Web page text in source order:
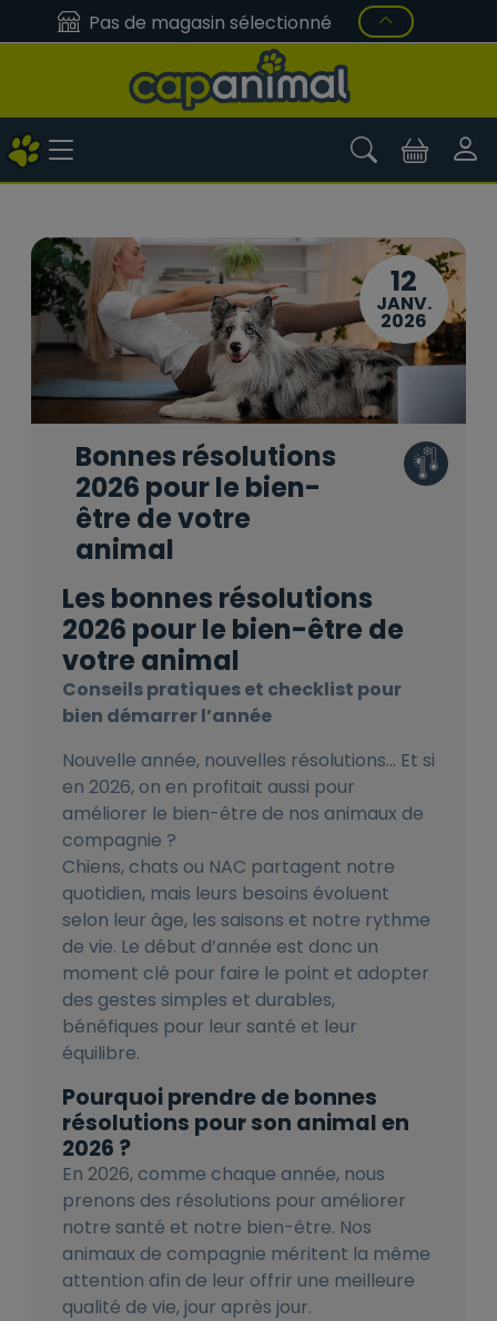
Pas de magasin sélectionné
Bonnes résolutions
2026 pour le bien-
être de votre
animal
Les bonnes résolutions
2026 pour le bien-être de
votre animal
Conseils pratiques et checklist pour
bien démarrer l’année
Nouvelle année, nouvelles résolutions… Et si
en 2026, on en profitait aussi pour
améliorer le bien-être de nos animaux de
compagnie ?
Chiens, chats ou NAC partagent notre
quotidien, mais leurs besoins évoluent
selon leur âge, les saisons et notre rythme
de vie. Le début d’année est donc un
moment clé pour faire le point et adopter
des gestes simples et durables,
bénéfiques pour leur santé et leur
équilibre.
Pourquoi prendre de bonnes
résolutions pour son animal en
2026 ?
En 2026, comme chaque année, nous
prenons des résolutions pour améliorer
notre santé et notre bien-être. Nos
animaux de compagnie méritent la même
attention afin de leur offrir une meilleure
qualité de vie, jour après jour.
12
JANV.
2026